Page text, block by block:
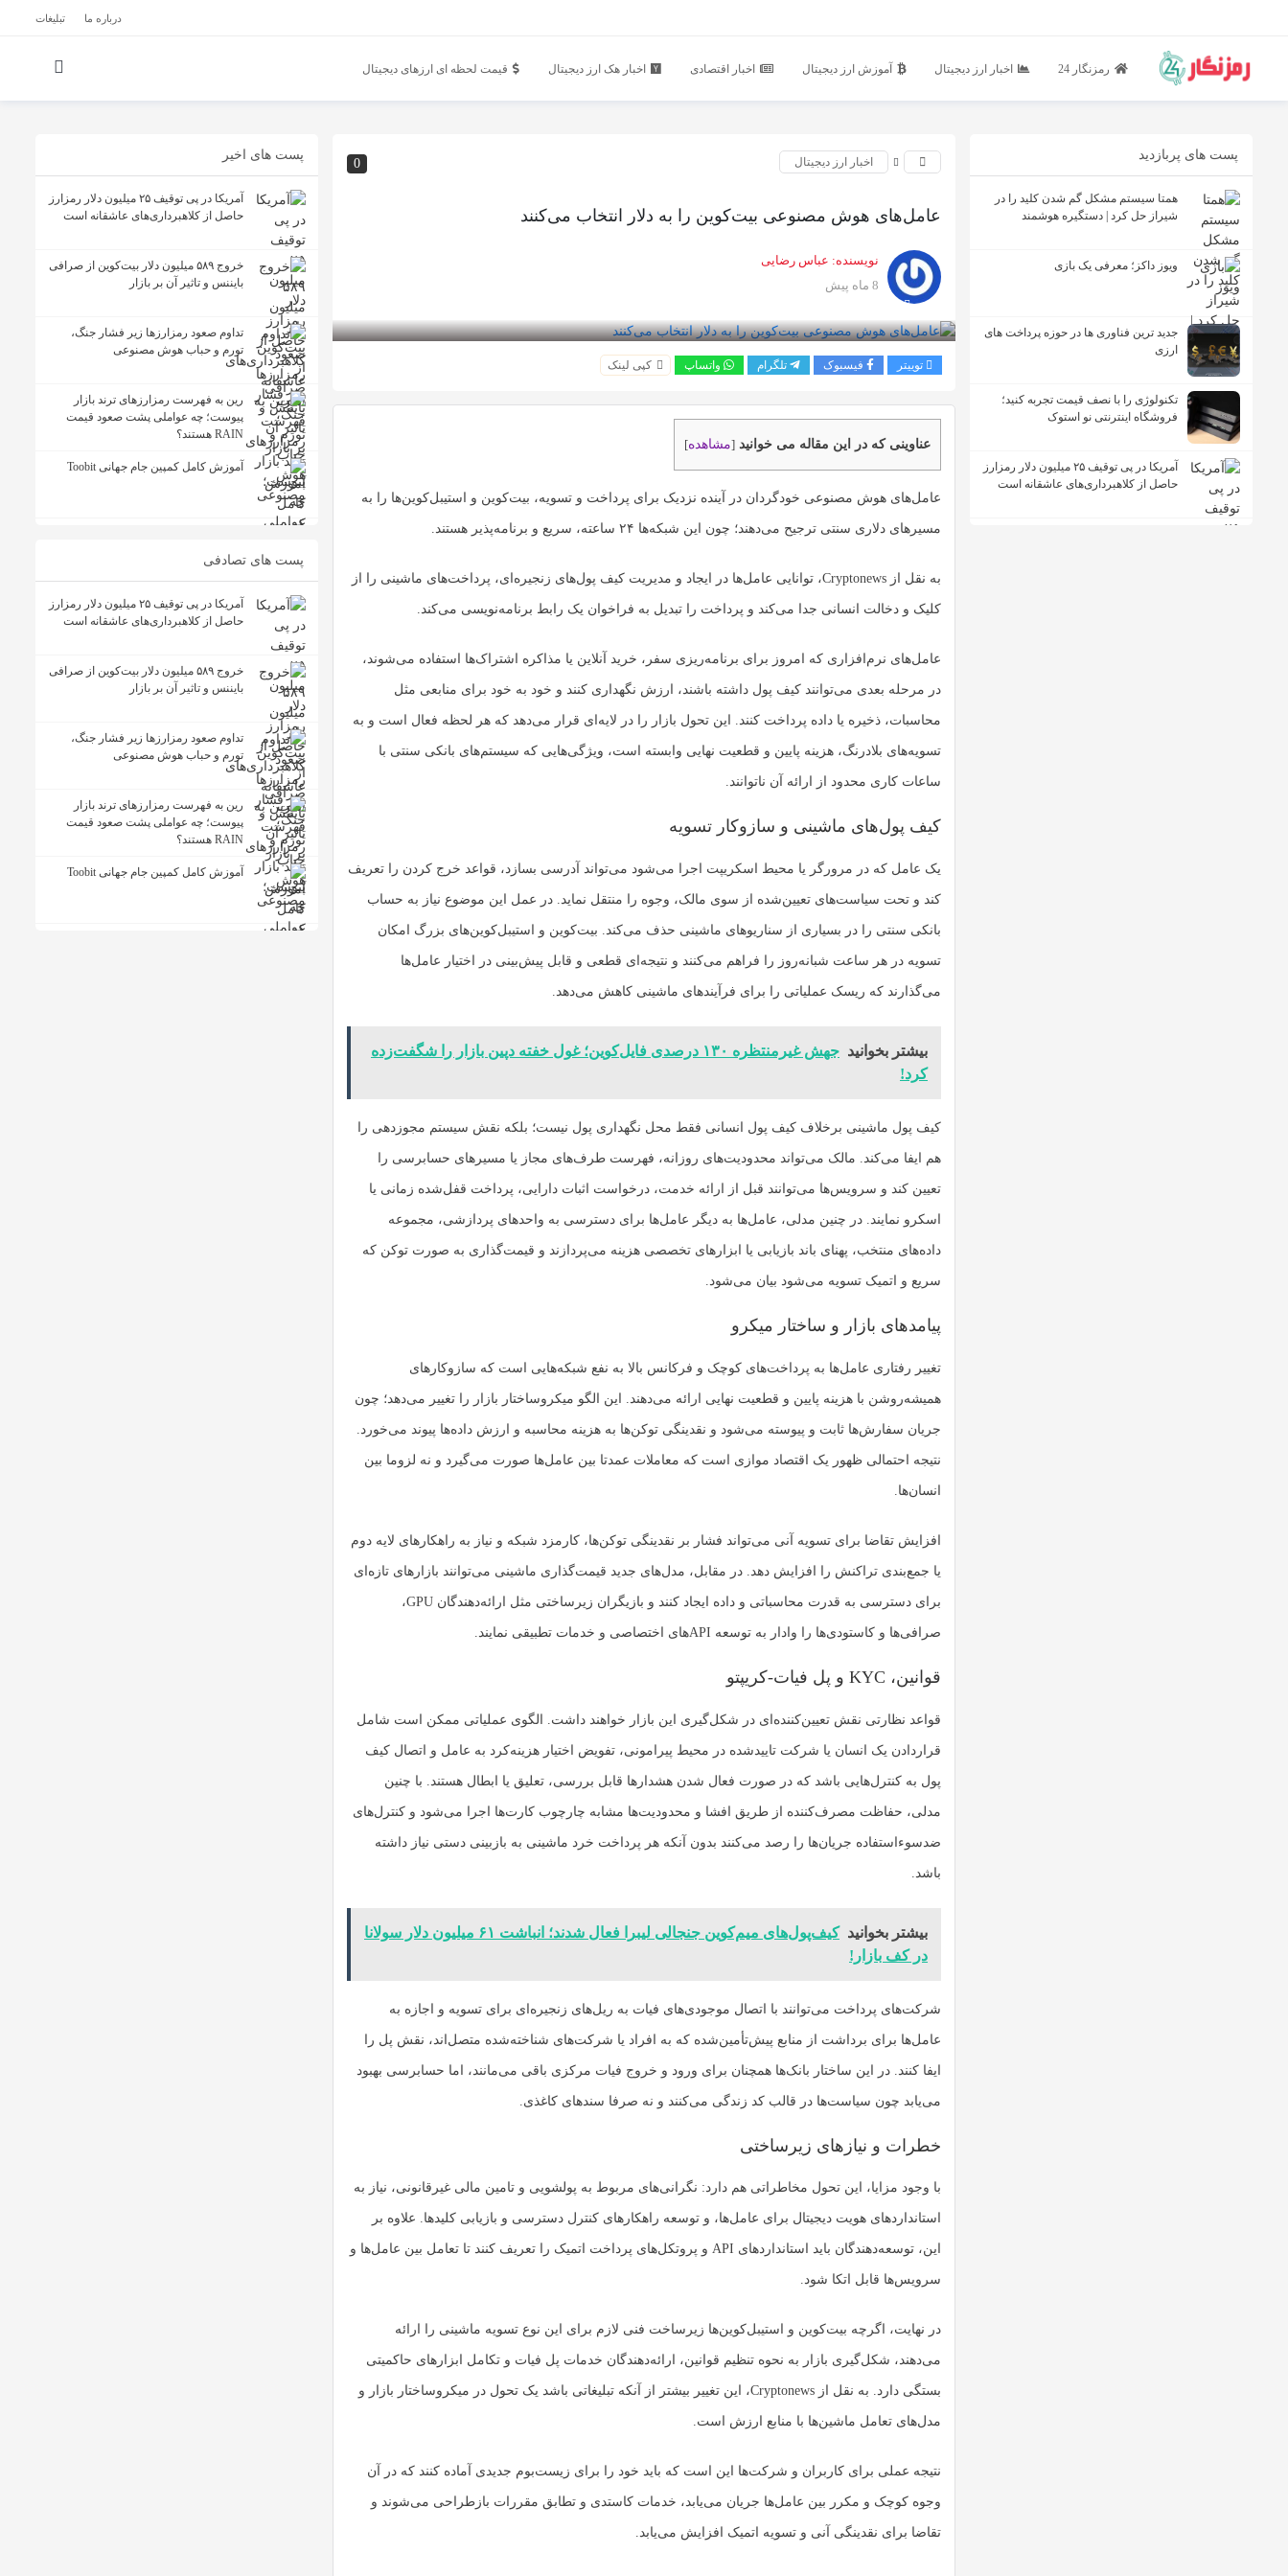
درباره ما تبلیغات
رمزنگار 24 اخبار ارز دیجیتال آموزش ارز دیجیتال اخبار اقتصادی اخبار هک ارز دیجیتال قیمت لحظه ای ارزهای دیجیتال
پست های پربازدید
همتا سیستم مشکل گم شدن کلید را در
شیراز حل کرد | دستگیره هوشمند
ویوز داکز؛ معرفی یک بازی
جدید ترین فناوری ها در حوزه پرداخت های
ارزی
تکنولوژی را با نصف قیمت تجربه کنید؛
فروشگاه اینترنتی نو استوک
آمریکا در پی توقیف ۲۵ میلیون دلار رمزارز
حاصل از کلاهبرداری‌های عاشقانه است
0 اخبار ارز دیجیتال
عامل‌های هوش مصنوعی بیت‌کوین را به دلار انتخاب می‌کنند
نویسنده: عباس رضایی
8 ماه پیش
توییتر فیسبوک تلگرام واتساپ کپی لینک
عناوینی که در این مقاله می خوانید [مشاهده]
عامل‌های هوش مصنوعی خودگردان در آینده نزدیک برای پرداخت و تسویه، بیت‌کوین و استیبل‌کوین‌ها را به
مسیرهای دلاری سنتی ترجیح می‌دهند؛ چون این شبکه‌ها ۲۴ ساعته، سریع و برنامه‌پذیر هستند.
به نقل از Cryptonews، توانایی عامل‌ها در ایجاد و مدیریت کیف پول‌های زنجیره‌ای، پرداخت‌های ماشینی را از
کلیک و دخالت انسانی جدا می‌کند و پرداخت را تبدیل به فراخوان یک رابط برنامه‌نویسی می‌کند.
عامل‌های نرم‌افزاری که امروز برای برنامه‌ریزی سفر، خرید آنلاین یا مذاکره اشتراک‌ها استفاده می‌شوند،
در مرحله بعدی می‌توانند کیف پول داشته باشند، ارزش نگهداری کنند و خود به خود برای منابعی مثل
محاسبات، ذخیره یا داده پرداخت کنند. این تحول بازار را در لایه‌ای قرار می‌دهد که هر لحظه فعال است و به
تسویه‌های بلادرنگ، هزینه پایین و قطعیت نهایی وابسته است، ویژگی‌هایی که سیستم‌های بانکی سنتی با
ساعات کاری محدود از ارائه آن ناتوانند.
کیف پول‌های ماشینی و سازوکار تسویه
یک عامل که در مرورگر یا محیط اسکریپت اجرا می‌شود می‌تواند آدرسی بسازد، قواعد خرج کردن را تعریف
کند و تحت سیاست‌های تعیین‌شده از سوی مالک، وجوه را منتقل نماید. در عمل این موضوع نیاز به حساب
بانکی سنتی را در بسیاری از سناریوهای ماشینی حذف می‌کند. بیت‌کوین و استیبل‌کوین‌های بزرگ امکان
تسویه در هر ساعت شبانه‌روز را فراهم می‌کنند و نتیجه‌ای قطعی و قابل پیش‌بینی در اختیار عامل‌ها
می‌گذارند که ریسک عملیاتی را برای فرآیندهای ماشینی کاهش می‌دهد.
بیشتر بخوانید
جهش غیرمنتظره ۱۳۰ درصدی فایل‌کوین؛ غول خفته دپین بازار را شگفت‌زده
کرد!
کیف پول ماشینی برخلاف کیف پول انسانی فقط محل نگهداری پول نیست؛ بلکه نقش سیستم مجوزدهی را
هم ایفا می‌کند. مالک می‌تواند محدودیت‌های روزانه، فهرست طرف‌های مجاز یا مسیرهای حسابرسی را
تعیین کند و سرویس‌ها می‌توانند قبل از ارائه خدمت، درخواست اثبات دارایی، پرداخت قفل‌شده زمانی یا
اسکرو نمایند. در چنین مدلی، عامل‌ها به دیگر عامل‌ها برای دسترسی به واحدهای پردازشی، مجموعه
داده‌های منتخب، پهنای باند بازیابی یا ابزارهای تخصصی هزینه می‌پردازند و قیمت‌گذاری به صورت توکن که
سریع و اتمیک تسویه می‌شود بیان می‌شود.
پیامدهای بازار و ساختار میکرو
تغییر رفتاری عامل‌ها به پرداخت‌های کوچک و فرکانس بالا به نفع شبکه‌هایی است که سازوکارهای
همیشه‌روشن با هزینه پایین و قطعیت نهایی ارائه می‌دهند. این الگو میکروساختار بازار را تغییر می‌دهد؛ چون
جریان سفارش‌ها ثابت و پیوسته می‌شود و نقدینگی توکن‌ها به هزینه محاسبه و ارزش داده‌ها پیوند می‌خورد.
نتیجه احتمالی ظهور یک اقتصاد موازی است که معاملات عمدتا بین عامل‌ها صورت می‌گیرد و نه لزوما بین
انسان‌ها.
افزایش تقاضا برای تسویه آنی می‌تواند فشار بر نقدینگی توکن‌ها، کارمزد شبکه و نیاز به راهکارهای لایه دوم
یا جمع‌بندی تراکنش را افزایش دهد. در مقابل، مدل‌های جدید قیمت‌گذاری ماشینی می‌توانند بازارهای تازه‌ای
برای دسترسی به قدرت محاسباتی و داده ایجاد کنند و بازیگران زیرساختی مثل ارائه‌دهندگان GPU،
صرافی‌ها و کاستودی‌ها را وادار به توسعه APIهای اختصاصی و خدمات تطبیقی نمایند.
قوانین، KYC و پل فیات-کریپتو
قواعد نظارتی نقش تعیین‌کننده‌ای در شکل‌گیری این بازار خواهند داشت. الگوی عملیاتی ممکن است شامل
قراردادن یک انسان یا شرکت تاییدشده در محیط پیرامونی، تفویض اختیار هزینه‌کرد به عامل و اتصال کیف
پول به کنترل‌هایی باشد که در صورت فعال شدن هشدارها قابل بررسی، تعلیق یا ابطال هستند. با چنین
مدلی، حفاظت مصرف‌کننده از طریق افشا و محدودیت‌ها مشابه چارچوب کارت‌ها اجرا می‌شود و کنترل‌های
ضدسوءاستفاده جریان‌ها را رصد می‌کنند بدون آنکه هر پرداخت خرد ماشینی به بازبینی دستی نیاز داشته
باشد.
بیشتر بخوانید
کیف‌پول‌های میم‌کوین جنجالی لیبرا فعال شدند؛ انباشت ۶۱ میلیون دلار سولانا
در کف بازار!
شرکت‌های پرداخت می‌توانند با اتصال موجودی‌های فیات به ریل‌های زنجیره‌ای برای تسویه و اجازه به
عامل‌ها برای برداشت از منابع پیش‌تأمین‌شده که به افراد یا شرکت‌های شناخته‌شده متصل‌اند، نقش پل را
ایفا کنند. در این ساختار بانک‌ها همچنان برای ورود و خروج فیات مرکزی باقی می‌مانند، اما حسابرسی بهبود
می‌یابد چون سیاست‌ها در قالب کد زندگی می‌کنند و نه صرفا سندهای کاغذی.
خطرات و نیازهای زیرساختی
با وجود مزایا، این تحول مخاطراتی هم دارد: نگرانی‌های مربوط به پولشویی و تامین مالی غیرقانونی، نیاز به
استانداردهای هویت دیجیتال برای عامل‌ها، و توسعه راهکارهای کنترل دسترسی و بازیابی کلیدها. علاوه بر
این، توسعه‌دهندگان باید استانداردهای API و پروتکل‌های پرداخت اتمیک را تعریف کنند تا تعامل بین عامل‌ها و
سرویس‌ها قابل اتکا شود.
در نهایت، اگرچه بیت‌کوین و استیبل‌کوین‌ها زیرساخت فنی لازم برای این نوع تسویه ماشینی را ارائه
می‌دهند، شکل‌گیری بازار به نحوه تنظیم قوانین، ارائه‌دهندگان خدمات پل فیات و تکامل ابزارهای حاکمیتی
بستگی دارد. به نقل از Cryptonews، این تغییر بیشتر از آنکه تبلیغاتی باشد یک تحول در میکروساختار بازار و
مدل‌های تعامل ماشین‌ها با منابع ارزش است.
نتیجه عملی برای کاربران و شرکت‌ها این است که باید خود را برای زیست‌بوم جدیدی آماده کنند که در آن
وجوه کوچک و مکرر بین عامل‌ها جریان می‌یابد، خدمات کاستدی و تطابق مقررات بازطراحی می‌شوند و
تقاضا برای نقدینگی آنی و تسویه اتمیک افزایش می‌یابد.
پست های اخیر
آمریکا در پی توقیف ۲۵ میلیون دلار رمزارز
حاصل از کلاهبرداری‌های عاشقانه است
خروج ۵۸۹ میلیون دلار بیت‌کوین از صرافی
بایننس و تاثیر آن بر بازار
تداوم صعود رمزارزها زیر فشار جنگ،
تورم و حباب هوش مصنوعی
رین به فهرست رمزارزهای ترند بازار
پیوست؛ چه عواملی پشت صعود قیمت
RAIN هستند؟
آموزش کامل کمپین جام جهانی Toobit
پست های تصادفی
آمریکا در پی توقیف ۲۵ میلیون دلار رمزارز
حاصل از کلاهبرداری‌های عاشقانه است
خروج ۵۸۹ میلیون دلار بیت‌کوین از صرافی
بایننس و تاثیر آن بر بازار
تداوم صعود رمزارزها زیر فشار جنگ،
تورم و حباب هوش مصنوعی
رین به فهرست رمزارزهای ترند بازار
پیوست؛ چه عواملی پشت صعود قیمت
RAIN هستند؟
آموزش کامل کمپین جام جهانی Toobit